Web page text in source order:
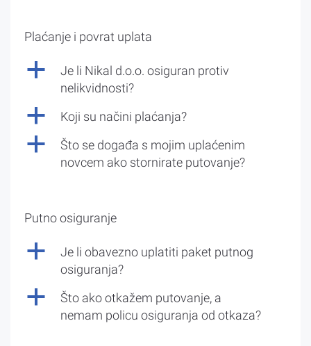
Plaćanje i povrat uplata
a
Je li Nikal d.o.o. osiguran protiv
nelikvidnosti?
a Koji su načini plaćanja?
a
Što se događa s mojim uplaćenim
novcem ako stornirate putovanje?
Putno osiguranje
a
Je li obavezno uplatiti paket putnog
osiguranja?
a
Što ako otkažem putovanje, a
nemam policu osiguranja od otkaza?